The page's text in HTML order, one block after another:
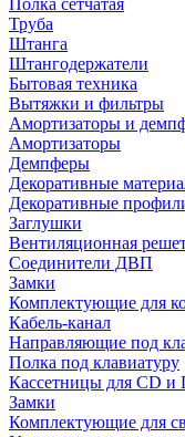
Полка сетчатая
Труба
Штанга
Штангодержатели
Бытовая техника
Вытяжки и фильтры
Амортизаторы и
Амортизаторы
Демпферы
Декоративные
Декоративные
Заглушки
Вентиляционная
Соединители ДВП
Замки
Комплектующие для
Кабель-канал
Направляющие под
Полка под клавиатуру
Кассетницы для CD и
Замки
Комплектующие для